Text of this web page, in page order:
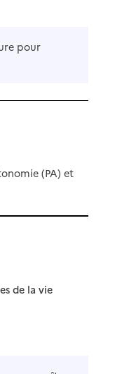
pour
(PA) et
de la vie